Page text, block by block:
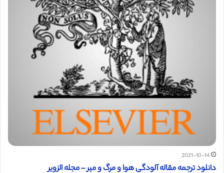
2021-10-14
دانلود ترجمه مقاله آلودگی هوا و مرگ و میر – مجله الزویر